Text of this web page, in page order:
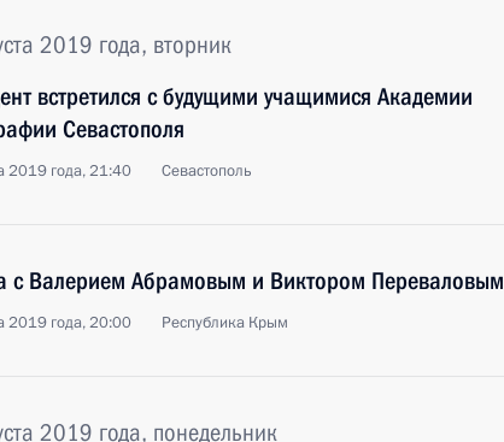
2019 года, вторник
встретился с будущими учащимися Академии
Севастополя
2019 года, 21:40 Севастополь
с Валерием Абрамовым и Виктором Переваловым
2019 года, 20:00 Республика Крым
2019 года, понедельник